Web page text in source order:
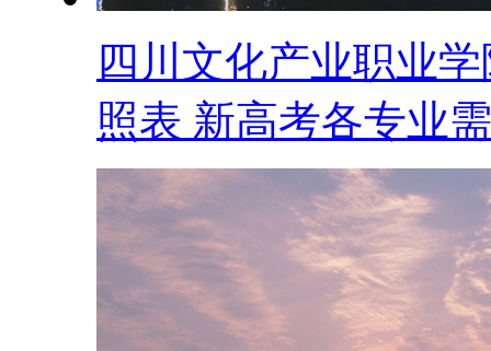
四川文化产业职业
照表 新高考各专业